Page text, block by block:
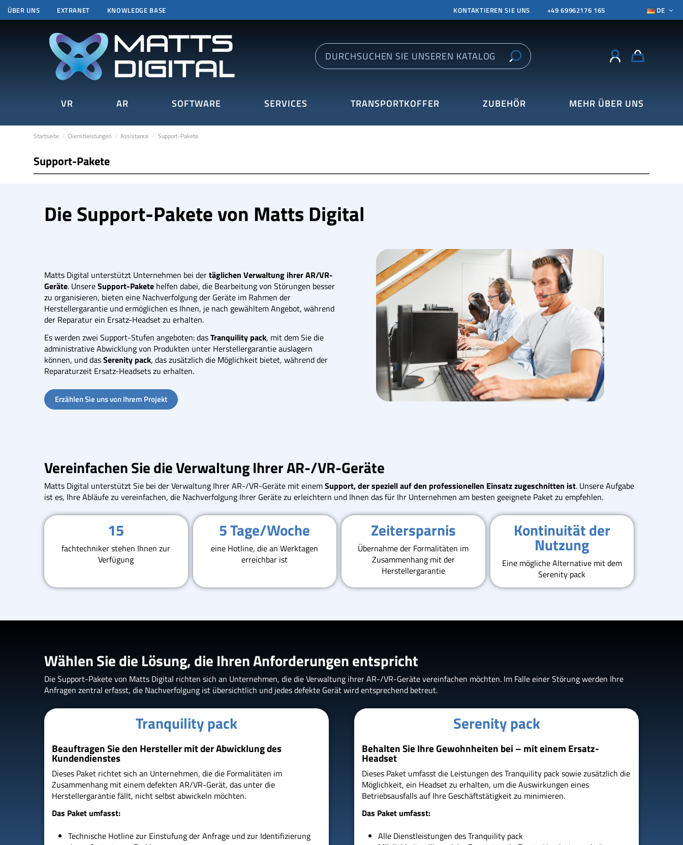
ÜBER UNS EXTRANET KNOWLEDGE BASE KONTAKTIEREN SIE UNS +49 69962176 165 DE
VR AR SOFTWARE SERVICES TRANSPORTKOFFER ZUBEHÖR MEHR ÜBER UNS
Startseite Dienstleistungen Assistance Support-Pakete
Support-Pakete
Die Support-Pakete von Matts Digital
Matts Digital unterstützt Unternehmen bei dertäglichen Verwaltung ihrer AR/VR-
Geräte. UnsereSupport-Pakete helfen dabei, die Bearbeitung von Störungen besser
zu organisieren, bieten eine Nachverfolgung der Geräte im Rahmen der
Herstellergarantie und ermöglichen es Ihnen, je nach gewähltem Angebot, während
der Reparatur ein Ersatz-Headset zu erhalten.
Es werden zwei Support-Stufen angeboten: dasTranquility pack, mit dem Sie die
administrative Abwicklung von Produkten unter Herstellergarantie auslagern
können, und dasSerenity pack, das zusätzlich die Möglichkeit bietet, während der
Reparaturzeit Ersatz-Headsets zu erhalten.
Erzählen Sie uns von Ihrem Projekt
Vereinfachen Sie die Verwaltung Ihrer AR-/VR-Geräte
Matts Digital unterstützt Sie bei der Verwaltung Ihrer AR-/VR-Geräte mit einemSupport, der speziell auf den professionellen Einsatz zugeschnitten ist. Unsere Aufgabe
ist es, Ihre Abläufe zu vereinfachen, die Nachverfolgung Ihrer Geräte zu erleichtern und Ihnen das für Ihr Unternehmen am besten geeignete Paket zu empfehlen.
15
fachtechniker stehen Ihnen zur
Verfügung
5 Tage/Woche
eine Hotline, die an Werktagen
erreichbar ist
Zeitersparnis
Übernahme der Formalitäten im
Zusammenhang mit der
Herstellergarantie
Kontinuität der
Nutzung
Eine mögliche Alternative mit dem
Serenity pack
Wählen Sie die Lösung, die Ihren Anforderungen entspricht
Die Support-Pakete von Matts Digital richten sich an Unternehmen, die die Verwaltung ihrer AR-/VR-Geräte vereinfachen möchten. Im Falle einer Störung werden Ihre
Anfragen zentral erfasst, die Nachverfolgung ist übersichtlich und jedes defekte Gerät wird entsprechend betreut.
Tranquility pack
Beauftragen Sie den Hersteller mit der Abwicklung des
Kundendienstes
Dieses Paket richtet sich an Unternehmen, die die Formalitäten im
Zusammenhang mit einem defekten AR/VR-Gerät, das unter die
Herstellergarantie fällt, nicht selbst abwickeln möchten.
Das Paket umfasst:
Technische Hotline zur Einstufung der Anfrage und zur Identifizierung
Serenity pack
Behalten Sie Ihre Gewohnheiten bei – mit einem Ersatz-
Headset
Dieses Paket umfasst die Leistungen des Tranquility pack sowie zusätzlich die
Möglichkeit, ein Headset zu erhalten, um die Auswirkungen eines
Betriebsausfalls auf Ihre Geschäftstätigkeit zu minimieren.
Das Paket umfasst:
Alle Dienstleistungen des Tranquility pack